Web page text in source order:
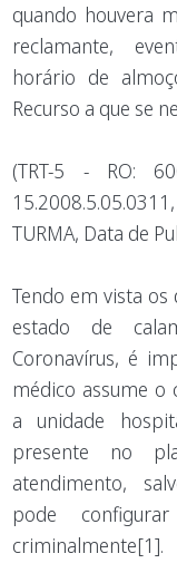
quando houvera
reclamante,
horário de
Recurso a que se
(TRT-5 - RO:
TURMA, Data de
Tendo em vista os
estado de
Coronavírus, é
médico assume
a unidade
presente no
atendimento,
pode
criminalmente[1].